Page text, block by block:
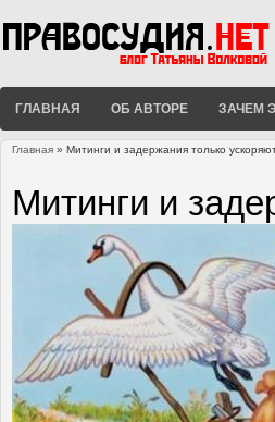
ГЛАВНАЯ ОБ АВТОРЕ ЗАЧЕМ
Главная » Митинги и задержания только
Митинги и